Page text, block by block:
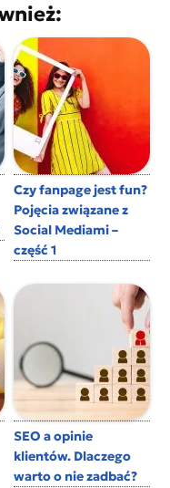
Czy fanpage jest fun?
Pojęcia związane z
Social Mediami –
część 1
SEO a opinie
klientów. Dlaczego
warto o nie zadbać?